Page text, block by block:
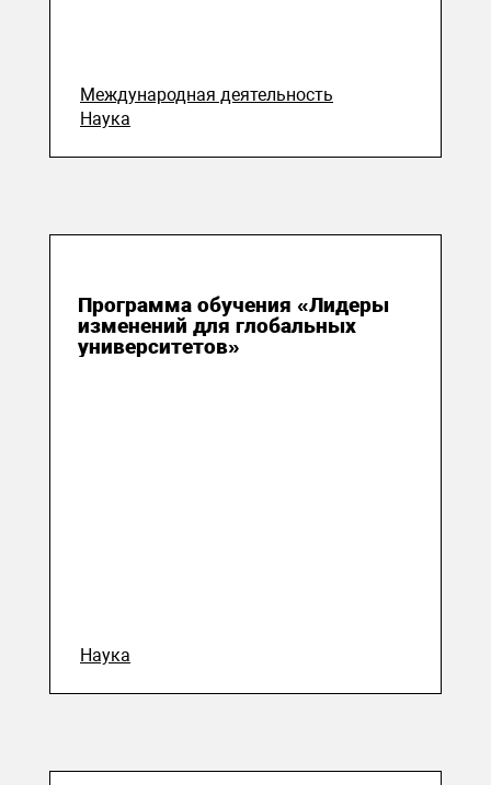
Международная деятельность
Наука
Программа обучения «Лидеры
изменений для глобальных
университетов»
Наука